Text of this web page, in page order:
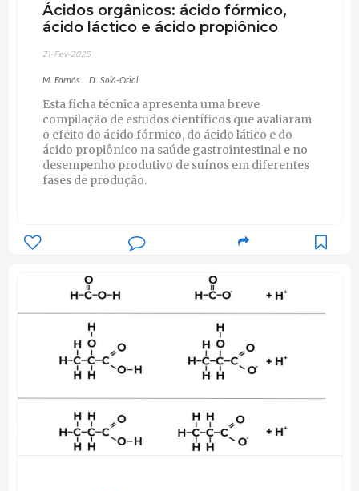
Ácidos orgânicos: ácido fórmico,
ácido láctico e ácido propiônico
21-Fev-2025
M. Fornós D. Solà-Oriol
Esta ficha técnica apresenta uma breve
compilação de estudos científicos que avaliaram
o efeito do ácido fórmico, do ácido lático e do
ácido propiônico na saúde gastrointestinal e no
desempenho produtivo de suínos em diferentes
fases de produção.